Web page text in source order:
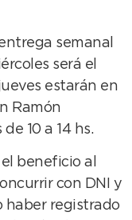
semanal
será el
estarán en
Ramón
10 a 14 hs.
beneficio al
con DNI y
haber registrado